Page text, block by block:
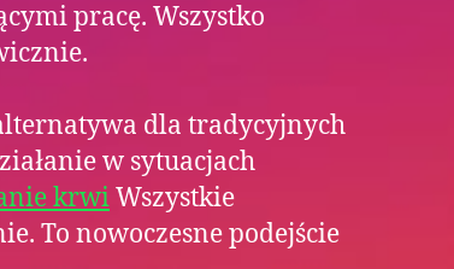
pracę. Wszystko
dla tradycyjnych
w sytuacjach
krwiWszystkie
To nowoczesne podejście